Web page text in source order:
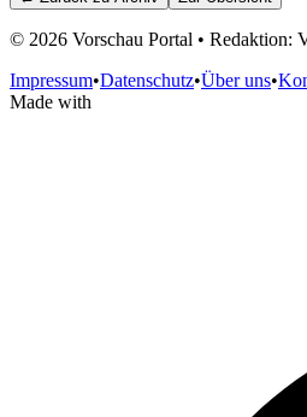
© 2026 Vorschau Portal • Redaktion:
Impressum•Datenschutz•Über uns•
Made with